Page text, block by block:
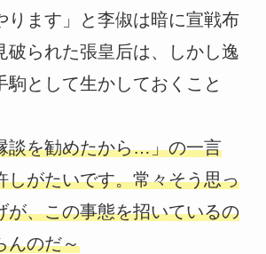
ります」と李俶は暗に宣戦布
破られた張皇后は、しかし逸
駒として生かしておくこと
談を勧めたから…」の一言
しがたいです。常々そう思っ
が、この事態を招いているの
んのだ～